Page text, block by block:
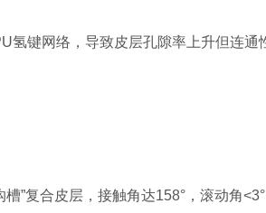
氢键网络，导致皮层孔隙率上升但连通
”复合皮层，接触角达158°，滚动角<3°